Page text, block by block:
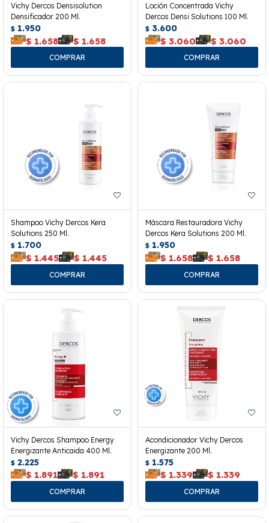
Vichy Dercos Densisolution
Densificador 200 Ml.
$ 1.950
$ 1.658 $ 1.658
Loción Concentrada Vichy
Dercos Densi Solutions 100 Ml.
$ 3.600
$ 3.060 $ 3.060
Shampoo Vichy Dercos Kera
Solutions 250 Ml.
$ 1.700
$ 1.445 $ 1.445
Máscara Restauradora Vichy
Dercos Kera Solutions 200 Ml.
$ 1.950
$ 1.658 $ 1.658
Vichy Dercos Shampoo Energy
Energizante Anticaida 400 Ml.
$ 2.225
$ 1.891 $ 1.891
Acondicionador Vichy Dercos
Energizante 200 Ml.
$ 1.575
$ 1.339 $ 1.339